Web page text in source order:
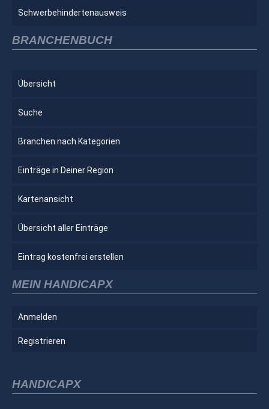
Schwerbehindertenausweis
BRANCHENBUCH
Übersicht
Suche
Branchen nach Kategorien
Einträge in Deiner Region
Kartenansicht
Übersicht aller Einträge
Eintrag kostenfrei erstellen
MEIN HANDICAPX
Anmelden
Registrieren
HANDICAPX